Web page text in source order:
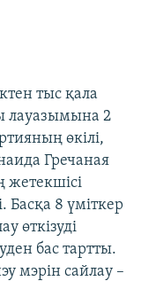
тыс қала
лауазымына 2
өкілі,
Гречаная
жетекшісі
Басқа 8 үміткер
өткізуді
бас тартты.
мэрін сайлау –